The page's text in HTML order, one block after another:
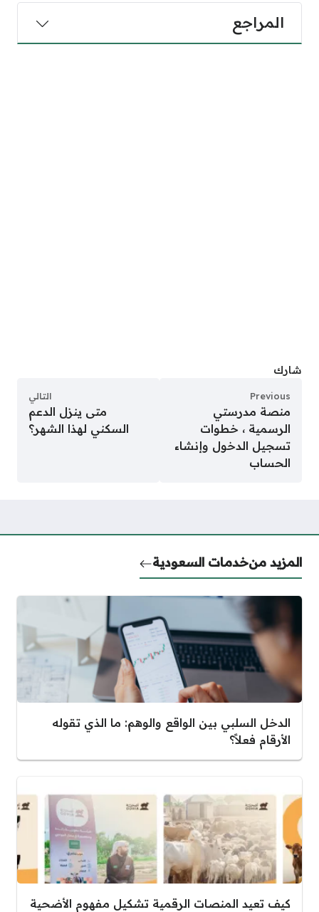
المراجع
شارك
Previous
منصة مدرستي
الرسمية ، خطوات
تسجيل الدخول وإنشاء
الحساب
التالي
متى ينزل الدعم
السكني لهذا الشهر؟
المزيد منخدمات السعودية
الدخل السلبي بين الواقع والوهم: ما الذي تقوله
الأرقام فعلاً؟
كيف تعيد المنصات الرقمية تشكيل مفهوم الأضحية